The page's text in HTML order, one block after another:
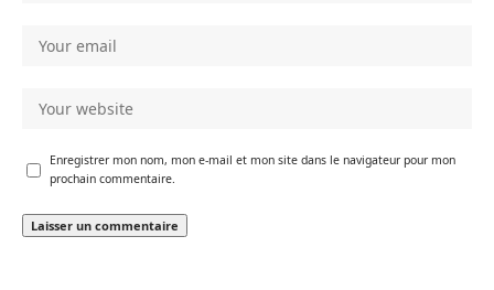
Enregistrer mon nom, mon e-mail et mon site dans le navigateur pour mon
prochain commentaire.